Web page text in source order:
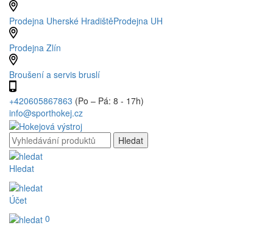
Prodejna Uherské HradištěProdejna UH
Prodejna Zlín
Broušení a servis bruslí
+420605867863 (Po – Pá: 8 - 17h)
info@sporthokej.cz
Hledat
Účet
0